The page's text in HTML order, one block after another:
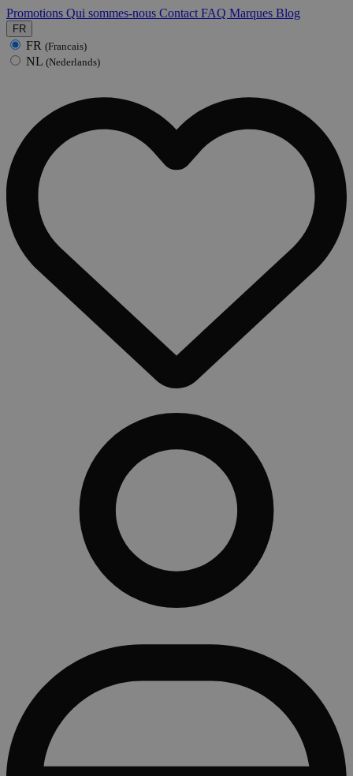
Promotions Qui sommes-nous Contact FAQ Marques Blog
FR
FR (Francais)
NL (Nederlands)